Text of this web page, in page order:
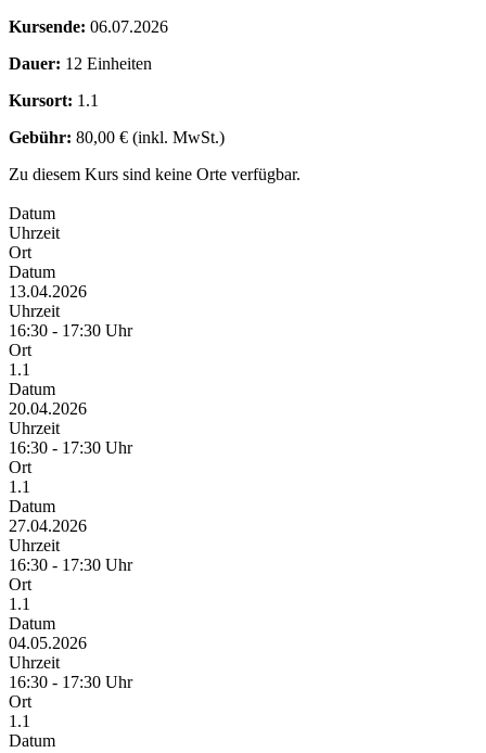
Kursende: 06.07.2026
Dauer: 12 Einheiten
Kursort: 1.1
Gebühr: 80,00 € (inkl. MwSt.)
Zu diesem Kurs sind keine Orte verfügbar.
Datum
Uhrzeit
Ort
Datum
13.04.2026
Uhrzeit
16:30 - 17:30 Uhr
Ort
1.1
Datum
20.04.2026
Uhrzeit
16:30 - 17:30 Uhr
Ort
1.1
Datum
27.04.2026
Uhrzeit
16:30 - 17:30 Uhr
Ort
1.1
Datum
04.05.2026
Uhrzeit
16:30 - 17:30 Uhr
Ort
1.1
Datum